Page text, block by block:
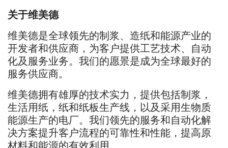
关于维美德
维美德是全球领先的制浆、造纸和能源产业的
开发者和供应商，为客户提供工艺技术、自动
化及服务业务。我们的愿景是成为全球最好的
服务供应商。
维美德拥有雄厚的技术实力，提供包括制浆，
生活用纸，纸和纸板生产线，以及采用生物质
能源生产的电厂。我们领先的服务和自动化解
决方案提升客户流程的可靠性和性能，提高原
材料和能源的有效利用。